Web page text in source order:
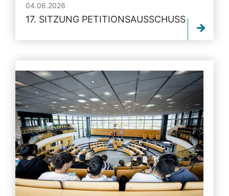
04.06.2026
17. SITZUNG PETITIONSAUSSCHUSS